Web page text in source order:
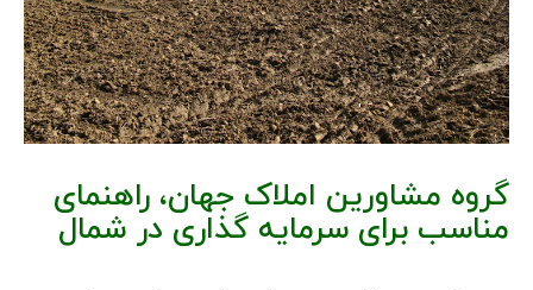
گروه مشاورین املاک جهان، راهنمای
مناسب برای سرمایه گذاری در شمال